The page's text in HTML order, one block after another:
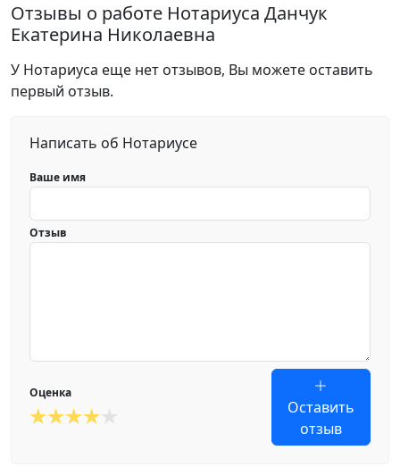
Отзывы о работе Нотариуса Данчук
Екатерина Николаевна
У Нотариуса еще нет отзывов, Вы можете оставить
первый отзыв.
Написать об Нотариусе
Ваше имя
Отзыв
Оценка
Оставить
отзыв